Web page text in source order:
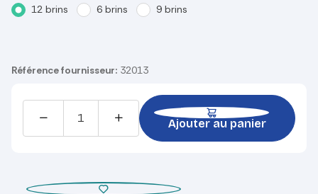
12 brins 6 brins 9 brins
Référence fournisseur: 32013
Ajouter au panier